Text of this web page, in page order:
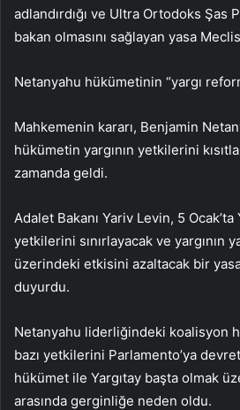
adlandırdığı ve Ultra Ortodoks Şas
bakan olmasını sağlayan yasa
Netanyahu hükümetinin “yargı
Mahkemenin kararı, Benjamin
hükümetin yargının yetkilerini
zamanda geldi.
Adalet Bakanı Yariv Levin, 5
yetkilerini sınırlayacak ve yargının
üzerindeki etkisini azaltacak bir yasa
duyurdu.
Netanyahu liderliğindeki koalisyon
bazı yetkilerini Parlamento’ya
hükümet ile Yargıtay başta olmak
arasında gerginliğe neden oldu.